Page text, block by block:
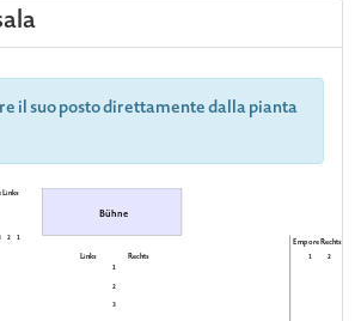
il suo posto direttamente dalla pianta
Bühne
Links
Links
Rechts
Empore Rechts
1
2
1
2
3
2 1